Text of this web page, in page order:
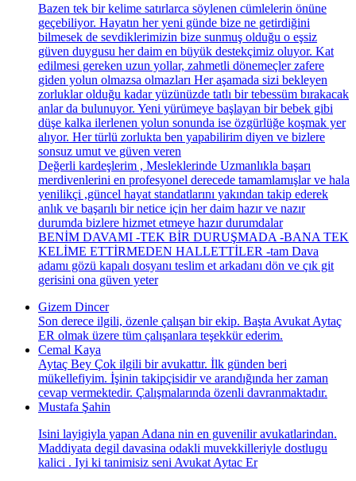
Bazen tek bir kelime satırlarca söylenen cümlelerin önüne
geçebiliyor. Hayatın her yeni günde bize ne getirdiğini
bilmesek de sevdiklerimizin bize sunmuş olduğu o eşsiz
güven duygusu her daim en büyük destekçimiz oluyor. Kat
edilmesi gereken uzun yollar, zahmetli dönemeçler zafere
giden yolun olmazsa olmazları Her aşamada sizi bekleyen
zorluklar olduğu kadar yüzünüzde tatlı bir tebessüm bırakacak
anlar da bulunuyor. Yeni yürümeye başlayan bir bebek gibi
düşe kalka ilerlenen yolun sonunda ise özgürlüğe koşmak yer
alıyor. Her türlü zorlukta ben yapabilirim diyen ve bizlere
sonsuz umut ve güven veren
Değerli kardeşlerim , Mesleklerinde Uzmanlıkla başarı
merdivenlerini en profesyonel derecede tamamlamışlar ve hala
yenilikçi ,güncel hayat standatlarını yakından takip ederek
anlık ve başarılı bir netice için her daim hazır ve nazır
durumda bizlere hizmet etmeye hazır durumdalar
BENİM DAVAMI -TEK BİR DURUŞMADA -BANA TEK
KELİME ETTİRMEDEN HALLETTİLER -tam Dava
adamı gözü kapalı dosyanı teslim et arkadanı dön ve çık git
gerisini ona güven yeter
Gizem Dincer
Son derece ilgili, özenle çalışan bir ekip. Başta Avukat Aytaç
ER olmak üzere tüm çalışanlara teşekkür ederim.
Cemal Kaya
Aytaç Bey Çok ilgili bir avukattır. İlk günden beri
mükellefiyim. İşinin takipçisidir ve arandığında her zaman
cevap vermektedir. Çalışmalarında özenli davranmaktadır.
Mustafa Şahin
Isini layigiyla yapan Adana nin en guvenilir avukatlarindan.
Maddiyata degil davasina odakli muvekkilleriyle dostlugu
kalici . Iyi ki tanimisiz seni Avukat Aytac Er